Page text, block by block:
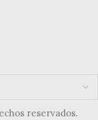
reservados.